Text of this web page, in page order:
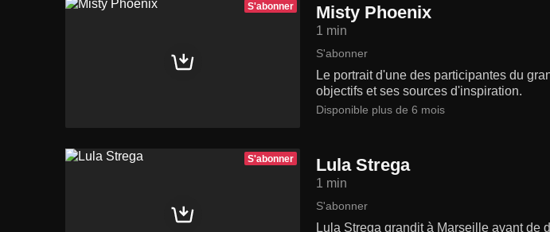
S'abonner Misty Phoenix
1 min
S'abonner
Le portrait d'une des participantes du
objectifs et ses sources d'inspiration.
Disponible plus de 6 mois
S'abonner Lula Strega
1 min
S'abonner
Lula Strega grandit à Marseille avant de